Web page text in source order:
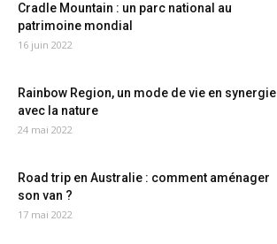
Cradle Mountain : un parc national au
patrimoine mondial
16 juin 2022
Rainbow Region, un mode de vie en synergie
avec la nature
24 mai 2022
Road trip en Australie : comment aménager
son van ?
17 mai 2022